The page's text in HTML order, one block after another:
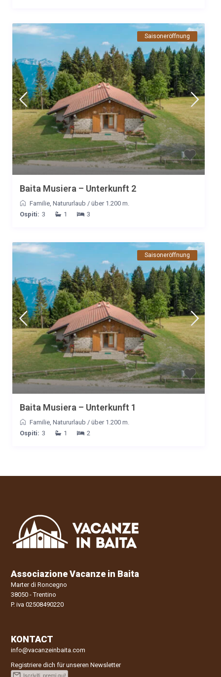
Saisoneröffnung
Baita Musiera – Unterkunft 2
Familie, Natururlaub / über 1.200 m.
Ospiti: 3 1 3
Saisoneröffnung
Baita Musiera – Unterkunft 1
Familie, Natururlaub / über 1.200 m.
Ospiti: 3 1 2
Associazione Vacanze in Baita
Marter di Roncegno
38050 - Trentino
P. iva 02508490220
KONTACT
info@vacanzeinbaita.com
Registriere dich für unseren Newsletter